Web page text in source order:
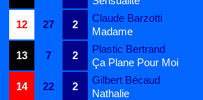
12
27 2
Claude Barzotti
Madame
13
7 2
Plastic Bertrand
Ça Plane Pour Moi
14
22 2
Gilbert Bécaud
Nathalie